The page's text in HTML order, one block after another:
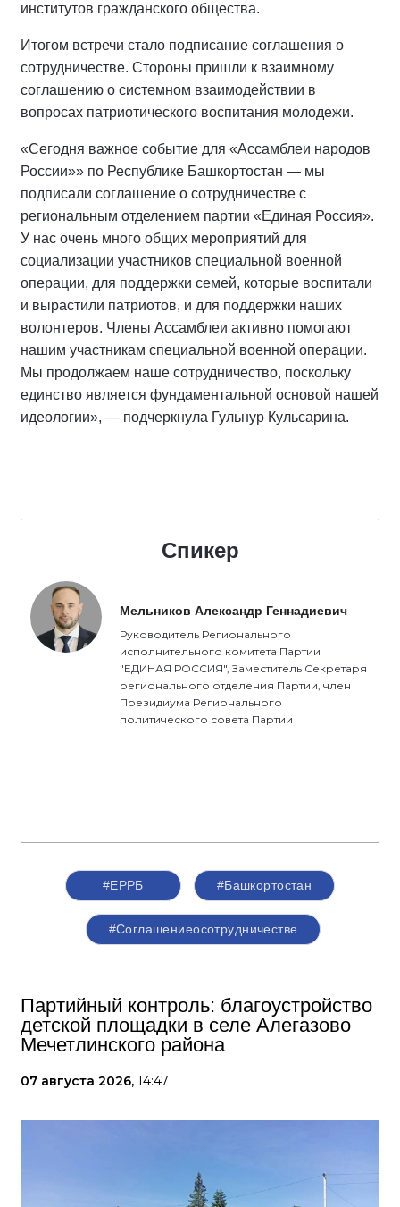
институтов гражданского общества.
Итогом встречи стало подписание соглашения о
сотрудничестве. Стороны пришли к взаимному
соглашению о системном взаимодействии в
вопросах патриотического воспитания молодежи.
«Сегодня важное событие для «Ассамблеи народов
России»» по Республике Башкортостан — мы
подписали соглашение о сотрудничестве с
региональным отделением партии «Единая Россия».
У нас очень много общих мероприятий для
социализации участников специальной военной
операции, для поддержки семей, которые воспитали
и вырастили патриотов, и для поддержки наших
волонтеров. Члены Ассамблеи активно помогают
нашим участникам специальной военной операции.
Мы продолжаем наше сотрудничество, поскольку
единство является фундаментальной основой нашей
идеологии», — подчеркнула Гульнур Кульсарина.
Спикер
Мельников Александр Геннадиевич
Руководитель Регионального
исполнительного комитета Партии
"ЕДИНАЯ РОССИЯ", Заместитель Секретаря
регионального отделения Партии, член
Президиума Регионального
политического совета Партии
#ЕРРБ #Башкортостан
#Соглашениеосотрудничестве
Партийный контроль: благоустройство
детской площадки в селе Алегазово
Мечетлинского района
07 августа 2026, 14:47